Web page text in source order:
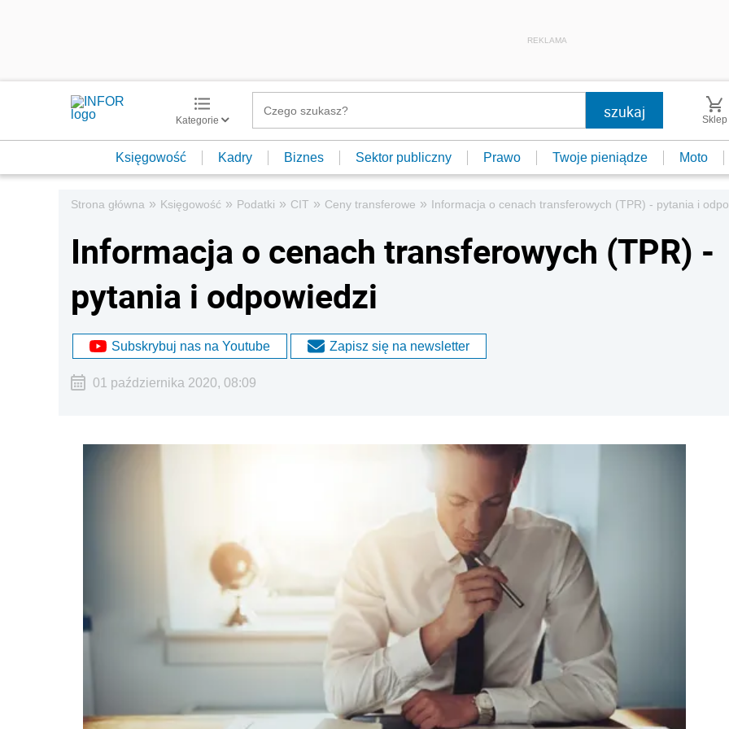
REKLAMA
Kategorie Sklep
Księgowość Kadry Biznes Sektor publiczny Prawo Twoje pieniądze Moto
Strona główna » Księgowość » Podatki » CIT » Ceny transferowe » Informacja o cenach transferowych (TPR) - pytania i
Informacja o cenach transferowych (TPR) -
pytania i odpowiedzi
Subskrybuj nas na Youtube Zapisz się na newsletter
01 października 2020, 08:09